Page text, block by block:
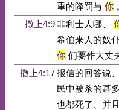
重的降罚与 你
撒上4:9非利士人哪、
希伯来人的奴
你们要作大丈
撒上4:17报信的回答说
民中被杀的甚多
也都死了、并